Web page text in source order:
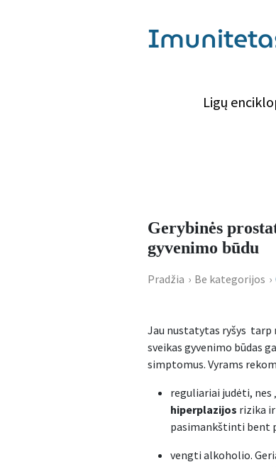
Ligų
Gerybinės
gyvenimo būdu
Pradžia › Be kategorijos ›
Jau nustatytas ryšys tarp
sveikas gyvenimo būdas
simptomus. Vyrams
reguliariai judėti, nes
hiperplazijos rizika
pasimankštinti bent
vengti alkoholio.